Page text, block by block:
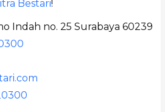
Bestari!
Indah no. 25 Surabaya 60239